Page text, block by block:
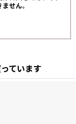
ません。
ています